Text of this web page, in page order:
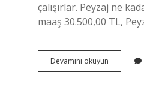
çalışırlar. Peyzaj ne
maaş 30.500,00 TL,
Devamını okuyun
Ne